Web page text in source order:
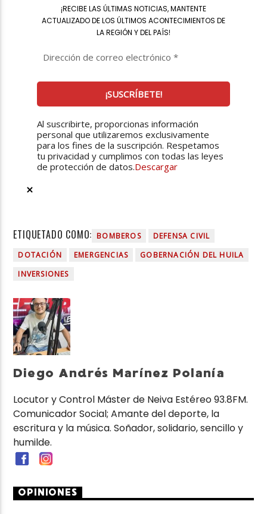
¡RECIBE LAS ÚLTIMAS NOTICIAS, MANTENTE
ACTUALIZADO DE LOS ÚLTIMOS ACONTECIMIENTOS DE
LA REGIÓN Y DEL PAÍS!
Al suscribirte, proporcionas información
personal que utilizaremos exclusivamente
para los fines de la suscripción. Respetamos
tu privacidad y cumplimos con todas las leyes
de protección de datos.Descargar
ETIQUETADO COMO: BOMBEROS
DEFENSA CIVIL
DOTACIÓN
EMERGENCIAS
GOBERNACIÓN DEL HUILA
INVERSIONES
Diego Andrés Marínez Polanía
Locutor y Control Máster de Neiva Estéreo 93.8FM.
Comunicador Social; Amante del deporte, la
escritura y la música. Soñador, solidario, sencillo y
humilde.
OPINIONES